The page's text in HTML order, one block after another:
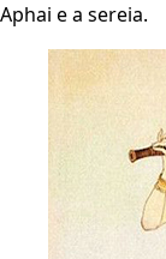
Aphai e a sereia.